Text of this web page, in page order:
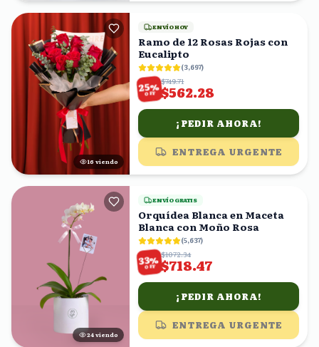
16 viendo
ENVÍO HOY
Ramo de 12 Rosas Rojas con
Eucalipto
(3,697)
25%
OFF
$749.71
$562.28
¡PEDIR AHORA!
ENTREGA URGENTE
24 viendo
ENVÍO GRATIS
Orquídea Blanca en Maceta
Blanca con Moño Rosa
(5,637)
33%
OFF
$1072.34
$718.47
¡PEDIR AHORA!
ENTREGA URGENTE